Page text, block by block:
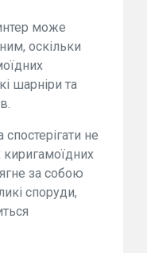
може
оскільки
шарніри та
не
за собою
споруди,